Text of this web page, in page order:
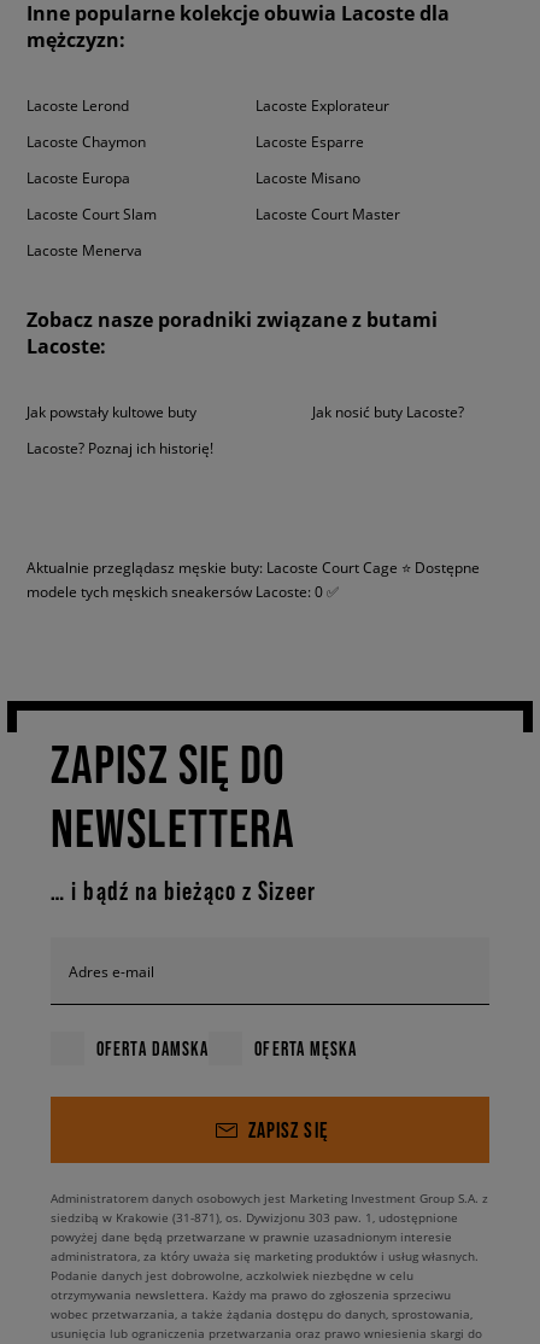
Inne popularne kolekcje obuwia Lacoste dla
mężczyzn:
Lacoste Lerond
Lacoste Chaymon
Lacoste Europa
Lacoste Court Slam
Lacoste Menerva
Lacoste Explorateur
Lacoste Esparre
Lacoste Misano
Lacoste Court Master
Zobacz nasze poradniki związane z butami
Lacoste:
Jak powstały kultowe buty
Lacoste? Poznaj ich historię!
Jak nosić buty Lacoste?
Aktualnie przeglądasz męskie buty: Lacoste Court Cage ⭐ Dostępne
modele tych męskich sneakersów Lacoste: 0 ✅
ZAPISZ SIĘ DO
NEWSLETTERA
… i bądź na bieżąco z Sizeer
Adres e-mail
OFERTA DAMSKA OFERTA MĘSKA
ZAPISZ SIĘ
Administratorem danych osobowych jest Marketing Investment Group S.A. z
siedzibą w Krakowie (31-871), os. Dywizjonu 303 paw. 1, udostępnione
powyżej dane będą przetwarzane w prawnie uzasadnionym interesie
administratora, za który uważa się marketing produktów i usług własnych.
Podanie danych jest dobrowolne, aczkolwiek niezbędne w celu
otrzymywania newslettera. Każdy ma prawo do zgłoszenia sprzeciwu
wobec przetwarzania, a także żądania dostępu do danych, sprostowania,
usunięcia lub ograniczenia przetwarzania oraz prawo wniesienia skargi do